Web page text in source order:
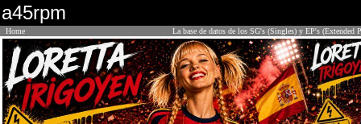
a45rpm
Home La base de datos de los SG's (Singles) y EP's (Extended